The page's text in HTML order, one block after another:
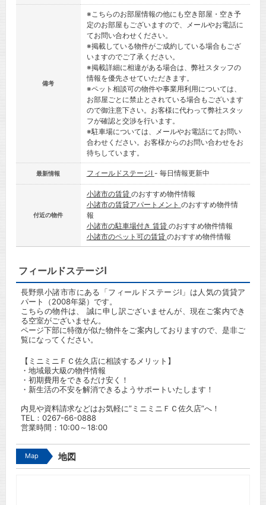
備考
※こちらのお部屋情報の他にも空き部屋・空き予
定のお部屋もございますので、メールやお電話に
てお問い合わせください。
※掲載している物件がご成約している場合もござ
いますのでご了承ください。
※掲載詳細に相違がある場合は、弊社スタッフの
情報を優先させていただきます。
※ペット相談可の物件や事業用利用については、
お部屋ごとに禁止とされている場合もございます
ので御注意下さい。お客様に代わって弊社スタッ
フが確認と交渉を行います。
※駐車場については、メールやお電話にてお問い
合わせください。お客様からのお問い合わせをお
待ちしています。
最新情報 フィールドステージⅠ - 毎日情報更新中
付近の物件
小諸市の賃貸 のおすすめ物件情報
小諸市の賃貸アパートメント のおすすめ物件情
報
小諸市の駐車場付き 賃貸 のおすすめ物件情報
小諸市のペット可の賃貸 のおすすめ物件情報
フィールドステージⅠ
長野県小諸市市にある「フィールドステージⅠ」は人気の賃貸ア
パート（2008年築）です。
こちらの物件は、 誠に申し訳ございませんが、現在ご案内でき
る空室がございません。
ページ下部に特徴が似た物件をご案内しておりますので、是非ご
覧になってください。
【ミニミニＦＣ佐久店に相談するメリット】
・地域最大級の物件情報
・初期費用をできるだけ安く！
・新生活の不安を解消できるようサポートいたします！
内見や資料請求などはお気軽に”ミニミニＦＣ佐久店”へ！
TEL： 0267-66-0888
営業時間：10:00～18:00
Map 地図